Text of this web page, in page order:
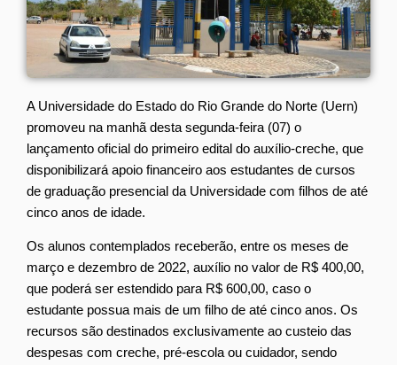
A Universidade do Estado do Rio Grande do Norte (Uern)
promoveu na manhã desta segunda-feira (07) o
lançamento oficial do primeiro edital do auxílio-creche, que
disponibilizará apoio financeiro aos estudantes de cursos
de graduação presencial da Universidade com filhos de até
cinco anos de idade.
Os alunos contemplados receberão, entre os meses de
março e dezembro de 2022, auxílio no valor de R$ 400,00,
que poderá ser estendido para R$ 600,00, caso o
estudante possua mais de um filho de até cinco anos. Os
recursos são destinados exclusivamente ao custeio das
despesas com creche, pré-escola ou cuidador, sendo